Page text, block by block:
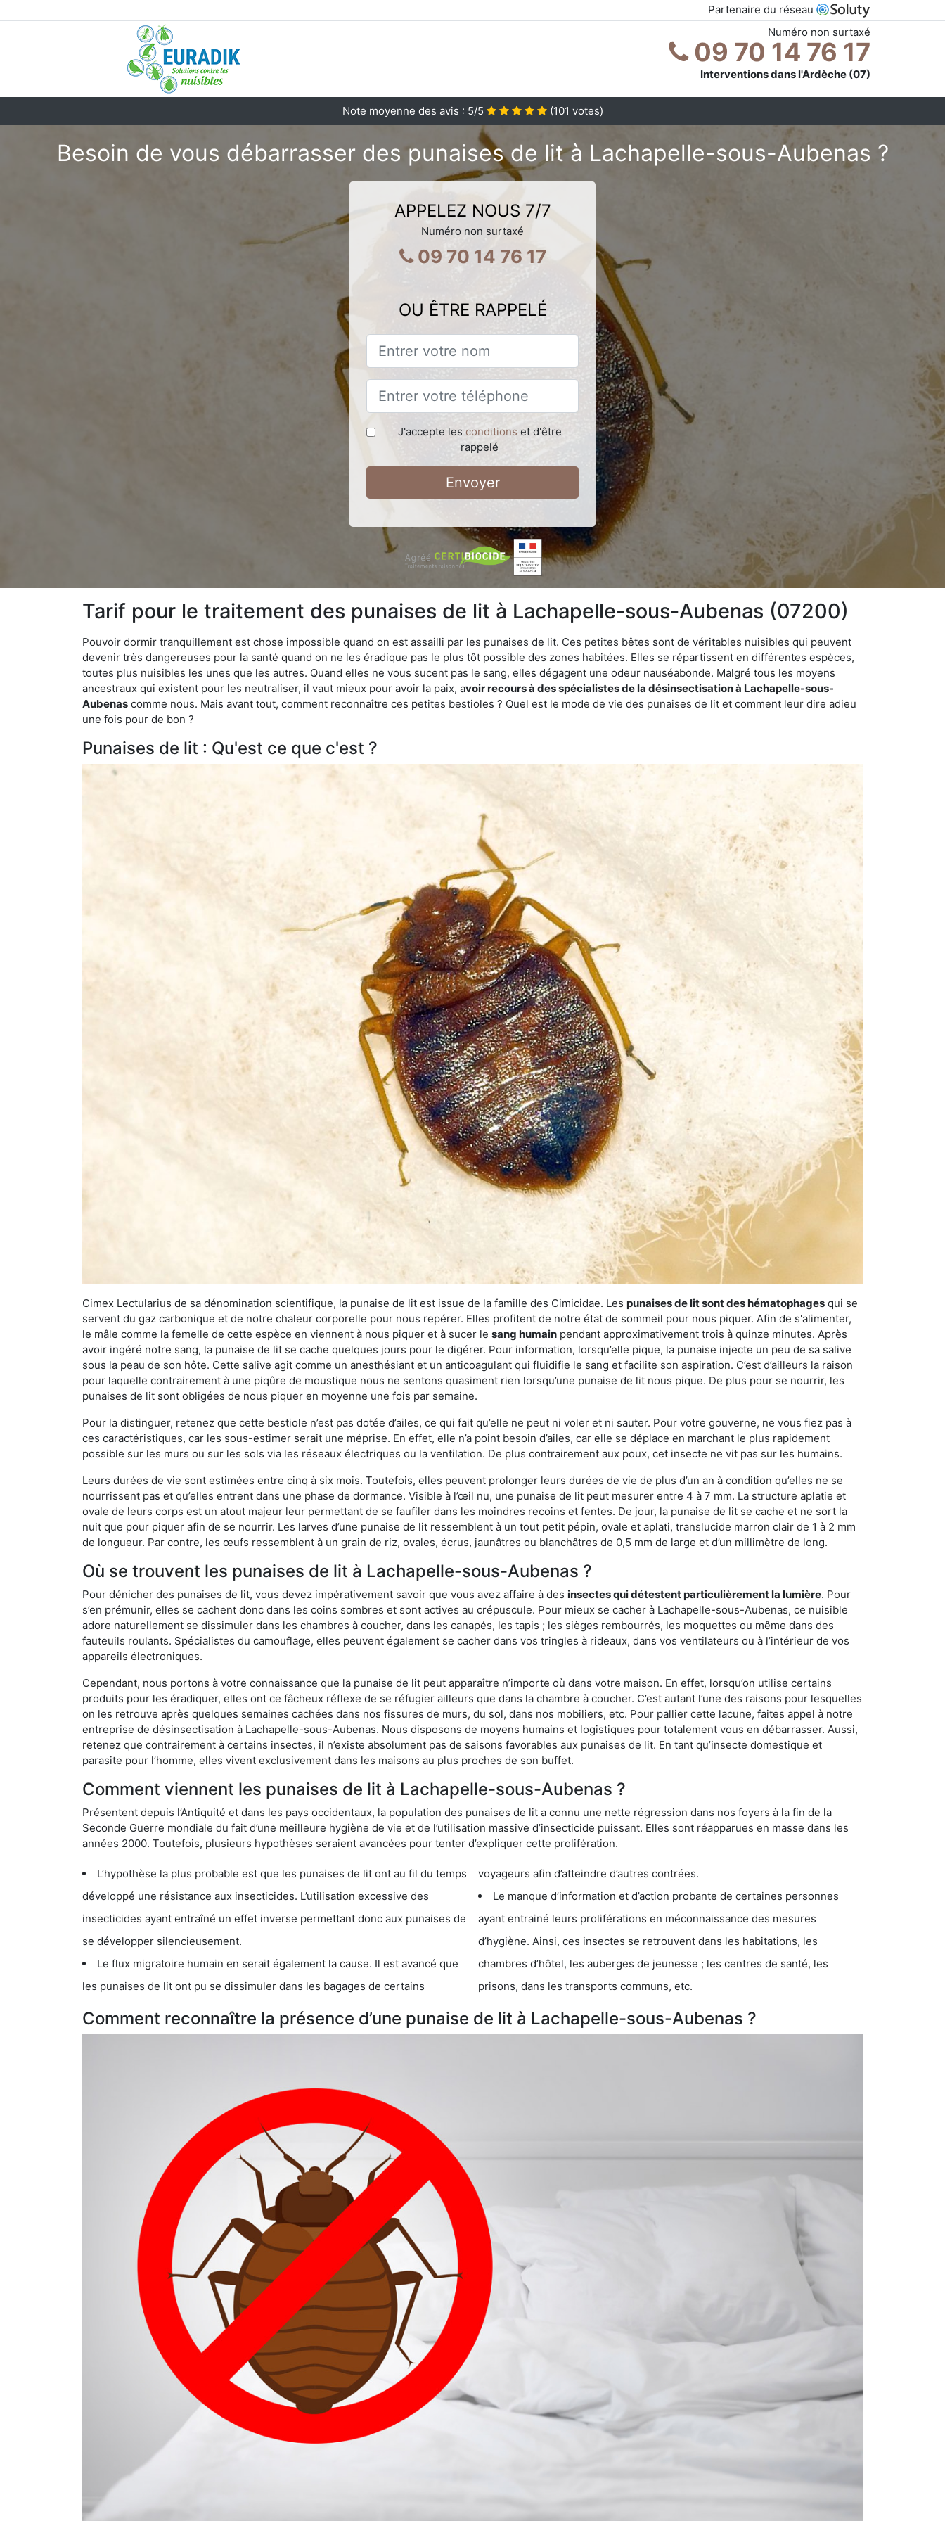
Partenaire du réseau
Numéro non surtaxé
09 70 14 76 17
Interventions dans l'Ardèche (07)
Note moyenne des avis : 5/5 (101 votes)
Besoin de vous débarrasser des punaises de lit à Lachapelle-sous-Aubenas ?
APPELEZ NOUS 7/7
Numéro non surtaxé
09 70 14 76 17
OU ÊTRE RAPPELÉ
J'accepte les conditions et d'être
rappelé
Envoyer
Tarif pour le traitement des punaises de lit à Lachapelle-sous-Aubenas (07200)
Pouvoir dormir tranquillement est chose impossible quand on est assailli par les punaises de lit. Ces petites bêtes sont de véritables nuisibles qui peuvent
devenir très dangereuses pour la santé quand on ne les éradique pas le plus tôt possible des zones habitées. Elles se répartissent en différentes espèces,
toutes plus nuisibles les unes que les autres. Quand elles ne vous sucent pas le sang, elles dégagent une odeur nauséabonde. Malgré tous les moyens
ancestraux qui existent pour les neutraliser, il vaut mieux pour avoir la paix, avoir recours à des spécialistes de la désinsectisation à Lachapelle-sous-
Aubenas comme nous. Mais avant tout, comment reconnaître ces petites bestioles ? Quel est le mode de vie des punaises de lit et comment leur dire adieu
une fois pour de bon ?
Punaises de lit : Qu'est ce que c'est ?
Cimex Lectularius de sa dénomination scientifique, la punaise de lit est issue de la famille des Cimicidae. Les punaises de lit sont des hématophages qui se
servent du gaz carbonique et de notre chaleur corporelle pour nous repérer. Elles profitent de notre état de sommeil pour nous piquer. Afin de s'alimenter,
le mâle comme la femelle de cette espèce en viennent à nous piquer et à sucer le sang humain pendant approximativement trois à quinze minutes. Après
avoir ingéré notre sang, la punaise de lit se cache quelques jours pour le digérer. Pour information, lorsqu’elle pique, la punaise injecte un peu de sa salive
sous la peau de son hôte. Cette salive agit comme un anesthésiant et un anticoagulant qui fluidifie le sang et facilite son aspiration. C’est d’ailleurs la raison
pour laquelle contrairement à une piqûre de moustique nous ne sentons quasiment rien lorsqu’une punaise de lit nous pique. De plus pour se nourrir, les
punaises de lit sont obligées de nous piquer en moyenne une fois par semaine.
Pour la distinguer, retenez que cette bestiole n’est pas dotée d’ailes, ce qui fait qu’elle ne peut ni voler et ni sauter. Pour votre gouverne, ne vous fiez pas à
ces caractéristiques, car les sous-estimer serait une méprise. En effet, elle n’a point besoin d’ailes, car elle se déplace en marchant le plus rapidement
possible sur les murs ou sur les sols via les réseaux électriques ou la ventilation. De plus contrairement aux poux, cet insecte ne vit pas sur les humains.
Leurs durées de vie sont estimées entre cinq à six mois. Toutefois, elles peuvent prolonger leurs durées de vie de plus d’un an à condition qu’elles ne se
nourrissent pas et qu’elles entrent dans une phase de dormance. Visible à l’œil nu, une punaise de lit peut mesurer entre 4 à 7 mm. La structure aplatie et
ovale de leurs corps est un atout majeur leur permettant de se faufiler dans les moindres recoins et fentes. De jour, la punaise de lit se cache et ne sort la
nuit que pour piquer afin de se nourrir. Les larves d’une punaise de lit ressemblent à un tout petit pépin, ovale et aplati, translucide marron clair de 1 à 2 mm
de longueur. Par contre, les œufs ressemblent à un grain de riz, ovales, écrus, jaunâtres ou blanchâtres de 0,5 mm de large et d’un millimètre de long.
Où se trouvent les punaises de lit à Lachapelle-sous-Aubenas ?
Pour dénicher des punaises de lit, vous devez impérativement savoir que vous avez affaire à des insectes qui détestent particulièrement la lumière. Pour
s’en prémunir, elles se cachent donc dans les coins sombres et sont actives au crépuscule. Pour mieux se cacher à Lachapelle-sous-Aubenas, ce nuisible
adore naturellement se dissimuler dans les chambres à coucher, dans les canapés, les tapis ; les sièges rembourrés, les moquettes ou même dans des
fauteuils roulants. Spécialistes du camouflage, elles peuvent également se cacher dans vos tringles à rideaux, dans vos ventilateurs ou à l’intérieur de vos
appareils électroniques.
Cependant, nous portons à votre connaissance que la punaise de lit peut apparaître n’importe où dans votre maison. En effet, lorsqu’on utilise certains
produits pour les éradiquer, elles ont ce fâcheux réflexe de se réfugier ailleurs que dans la chambre à coucher. C’est autant l’une des raisons pour lesquelles
on les retrouve après quelques semaines cachées dans nos fissures de murs, du sol, dans nos mobiliers, etc. Pour pallier cette lacune, faites appel à notre
entreprise de désinsectisation à Lachapelle-sous-Aubenas. Nous disposons de moyens humains et logistiques pour totalement vous en débarrasser. Aussi,
retenez que contrairement à certains insectes, il n’existe absolument pas de saisons favorables aux punaises de lit. En tant qu’insecte domestique et
parasite pour l’homme, elles vivent exclusivement dans les maisons au plus proches de son buffet.
Comment viennent les punaises de lit à Lachapelle-sous-Aubenas ?
Présentent depuis l’Antiquité et dans les pays occidentaux, la population des punaises de lit a connu une nette régression dans nos foyers à la fin de la
Seconde Guerre mondiale du fait d’une meilleure hygiène de vie et de l’utilisation massive d’insecticide puissant. Elles sont réapparues en masse dans les
années 2000. Toutefois, plusieurs hypothèses seraient avancées pour tenter d’expliquer cette prolifération.
L’hypothèse la plus probable est que les punaises de lit ont au fil du temps
développé une résistance aux insecticides. L’utilisation excessive des
insecticides ayant entraîné un effet inverse permettant donc aux punaises de
se développer silencieusement.
Le flux migratoire humain en serait également la cause. Il est avancé que
les punaises de lit ont pu se dissimuler dans les bagages de certains
voyageurs afin d’atteindre d’autres contrées.
Le manque d’information et d’action probante de certaines personnes
ayant entrainé leurs proliférations en méconnaissance des mesures
d’hygiène. Ainsi, ces insectes se retrouvent dans les habitations, les
chambres d’hôtel, les auberges de jeunesse ; les centres de santé, les
prisons, dans les transports communs, etc.
Comment reconnaître la présence d’une punaise de lit à Lachapelle-sous-Aubenas ?